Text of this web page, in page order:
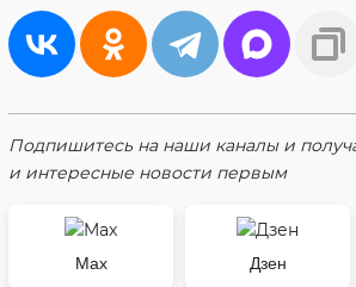
Подпишитесь на наши каналы и
и интересные новости первым
Max Дзен